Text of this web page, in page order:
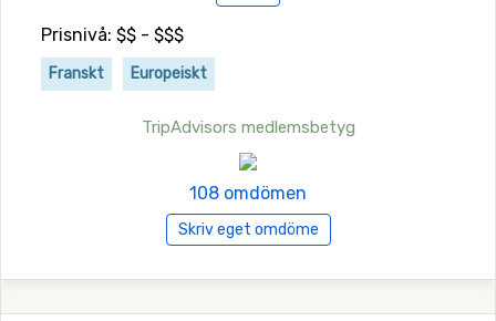
Prisnivå: $$ - $$$
Franskt Europeiskt
TripAdvisors medlemsbetyg
108 omdömen
Skriv eget omdöme